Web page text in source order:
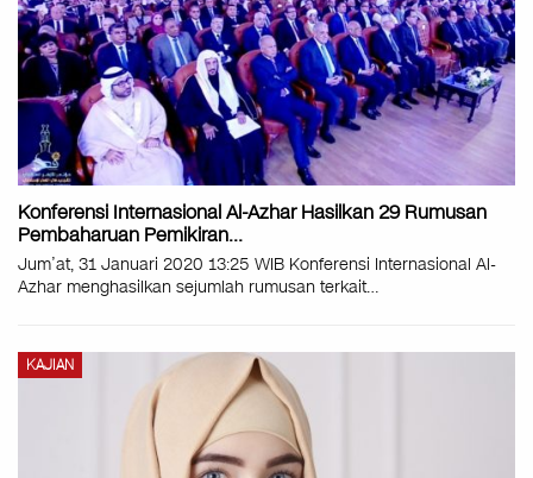
Konferensi Internasional Al-Azhar Hasilkan 29 Rumusan
Pembaharuan Pemikiran…
Jum’at, 31 Januari 2020 13:25 WIB Konferensi Internasional Al-
Azhar menghasilkan sejumlah rumusan terkait…
KAJIAN